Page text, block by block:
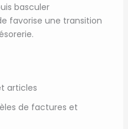
basculer
favorise une transition
articles
de factures et